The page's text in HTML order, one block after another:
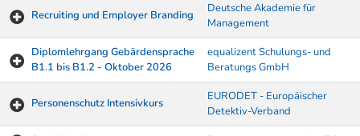
Recruiting und Employer Branding
Deutsche Akademie für
Management
Diplomlehrgang Gebärdensprache
B1.1 bis B1.2 - Oktober 2026
equalizent Schulungs- und
Beratungs GmbH
Personenschutz Intensivkurs
EURODET - Europäischer
Detektiv-Verband